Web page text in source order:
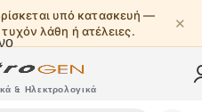
υπό κατασκευή —
λάθη ή ατέλειες.
✕
& Ηλεκτρολογικά